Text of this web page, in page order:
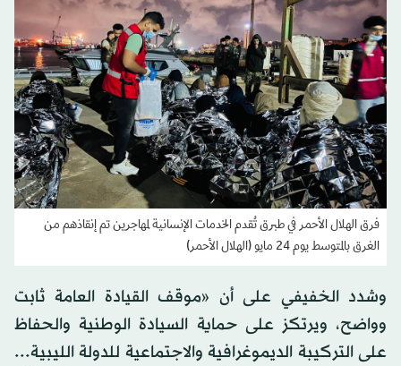
فرق الهلال الأحمر في طبرق تُقدم الخدمات الإنسانية لمهاجرين تم إنقاذهم من
الغرق بالمتوسط يوم 24 مايو (الهلال الأحمر)
وشدد الخفيفي على أن «موقف القيادة العامة ثابت
وواضح، ويرتكز على حماية السيادة الوطنية والحفاظ
على التركيبة الديموغرافية والاجتماعية للدولة الليبية...